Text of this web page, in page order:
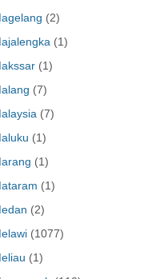
(2)
(1)
(1)
(7)
(7)
(1)
(1)
(1)
(2)
(1077)
(1)